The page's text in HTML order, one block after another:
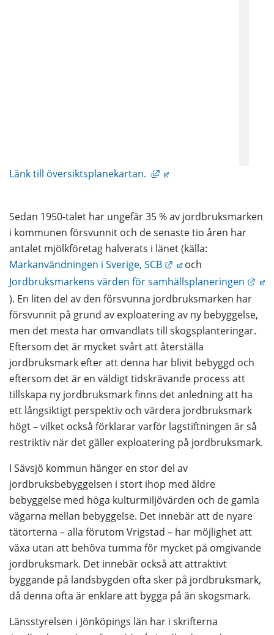
Länk till översiktsplanekartan. Länk till annan
Sedan 1950-talet har ungefär 35 % av jordbruksmarken
i kommunen försvunnit och de senaste tio åren har
Markanvändningen i Sverige, SCB
Länk till annan
Jordbruksmarkens värden för samhällsplaneringen
). En liten del av den försvunna jordbruksmarken har
försvunnit på grund av exploatering av ny bebyggelse,
men det mesta har omvandlats till skogsplanteringar.
Eftersom det är mycket svårt att återställa
jordbruksmark efter att denna har blivit bebyggd och
eftersom det är en väldigt tidskrävande process att
tillskapa ny jordbruksmark finns det anledning att ha
ett långsiktigt perspektiv och värdera jordbruksmark
högt – vilket också förklarar varför lagstiftningen är så
restriktiv när det gäller exploatering på jordbruksmark.
I Sävsjö kommun hänger en stor del av
jordbruksbebyggelsen i stort ihop med äldre
bebyggelse med höga kulturmiljövärden och de gamla
vägarna mellan bebyggelse. Det innebär att de nyare
tätorterna – alla förutom Vrigstad – har möjlighet att
växa utan att behöva tumma för mycket på omgivande
jordbruksmark. Det innebär också att attraktivt
byggande på landsbygden ofta sker på jordbruksmark,
då denna ofta är enklare att bygga på än skogsmark.